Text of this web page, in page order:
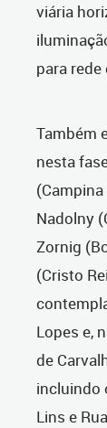
viária
para
Também
nesta
Nadolny
Zornig
(Cristo
Lopes e,
de
incluindo
Lins e